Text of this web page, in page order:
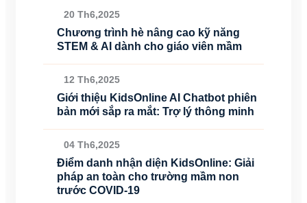
20 Th6,2025
Chương trình hè nâng cao kỹ năng
STEM & AI dành cho giáo viên mầm
12 Th6,2025
Giới thiệu KidsOnline AI Chatbot phiên
bản mới sắp ra mắt: Trợ lý thông minh
04 Th6,2025
Điểm danh nhận diện KidsOnline: Giải
pháp an toàn cho trường mầm non
trước COVID-19